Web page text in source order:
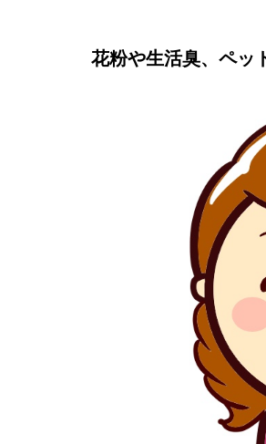
花粉や生活臭、ペッ